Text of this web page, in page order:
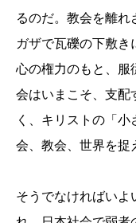
るのだ。教会を離れ
ガザで瓦礫の下敷き
心の権力のもと、服
会はいまこそ、支配
く、キリストの「
会、教会、世界を捉
そうでなければいよ